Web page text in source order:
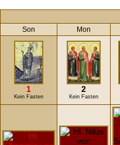
Son Mon
1
Kein Fasten
2
Kein Fasten